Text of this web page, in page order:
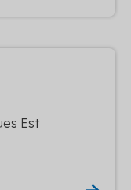
Est